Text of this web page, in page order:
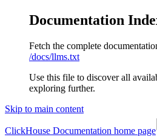
Documentation
Fetch the complete
/docs/llms.txt
Use this file to discover all
exploring further.
Skip to main content
ClickHouse Documentation home page